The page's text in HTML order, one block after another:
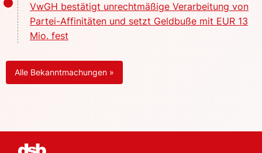
VwGH bestätigt unrechtmäßige Verarbeitung von
Partei-Affinitäten und setzt Geldbuße mit EUR 13
Mio. fest
Alle Bekanntmachungen »